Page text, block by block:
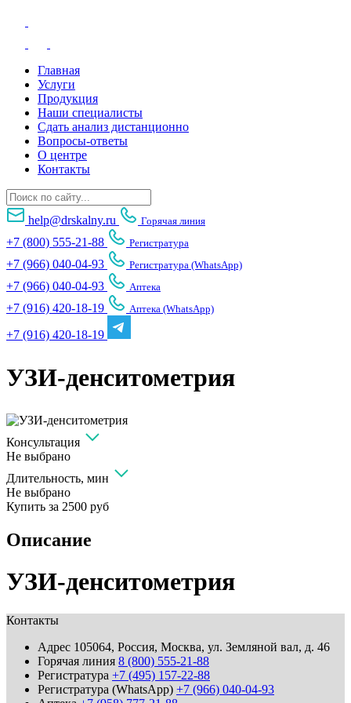
Главная
Услуги
Продукция
Наши специалисты
Сдать анализ дистанционно
Вопросы-ответы
О центре
Контакты
help@drskalny.ru Горячая линия
+7 (800) 555-21-88 Регистратура
+7 (966) 040-04-93 Регистратура (WhatsApp)
+7 (966) 040-04-93 Аптека
+7 (916) 420-18-19 Аптека (WhatsApp)
+7 (916) 420-18-19
УЗИ-денситометрия
Консультация
Не выбрано
Длительность, мин
Не выбрано
Купить за 2500 руб
Описание
УЗИ-денситометрия
Контакты
Адрес 105064, Россия, Москва, ул. Земляной вал, д. 46
Горячая линия 8 (800) 555-21-88
Регистратура +7 (495) 157-22-88
Регистратура (WhatsApp) +7 (966) 040-04-93